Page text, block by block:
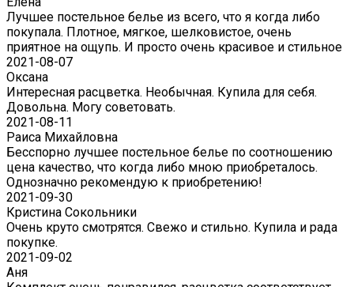
Лучшее постельное белье из всего, что я когда либо
покупала. Плотное, мягкое, шелковистое, очень
приятное на ощупь. И просто очень красивое и стильное
2021-08-07
Оксана
Интересная расцветка. Необычная. Купила для себя.
Довольна. Могу советовать.
2021-08-11
Раиса Михайловна
Бесспорно лучшее постельное белье по соотношению
цена качество, что когда либо мною приобреталось.
Однозначно рекомендую к приобретению!
2021-09-30
Кристина Сокольники
Очень круто смотрятся. Свежо и стильно. Купила и рада
покупке.
2021-09-02
Аня